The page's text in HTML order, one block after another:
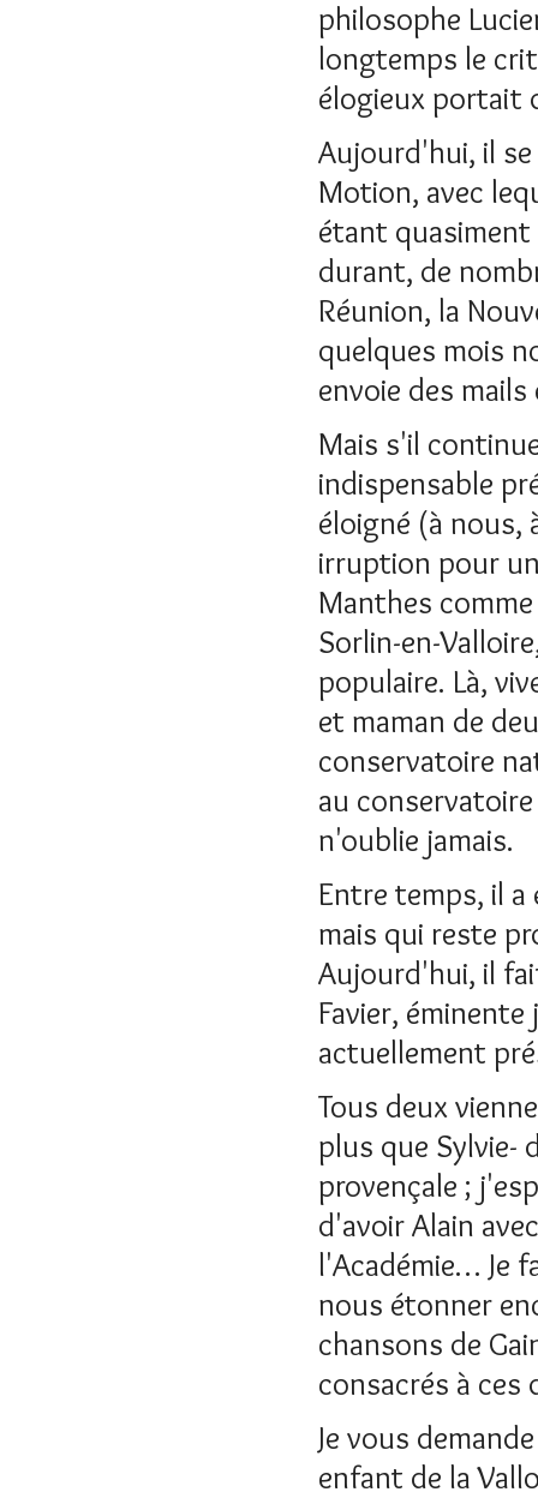
philosophe
longtemps le
élogieux portait
Aujourd'hui, il
Motion, avec
étant quasiment
durant, de
Réunion, la
quelques mois
envoie des
Mais s'il
indispensable
éloigné (à nous,
irruption pour
Manthes
Sorlin-en-
populaire. Là,
et maman de
conservatoire
au
n'oublie jamais.
Entre temps, il a
mais qui reste
Aujourd'hui, il
Favier,
actuellement
Tous deux
plus que Sylvie-
provençale ;
d'avoir Alain
l'Académie… Je
nous étonner
chansons de
consacrés à ces
Je vous
enfant de la